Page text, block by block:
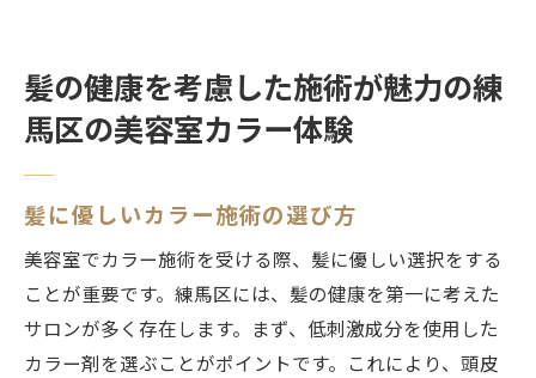
髪の健康を考慮した施術が魅力の練
馬区の美容室カラー体験
髪に優しいカラー施術の選び方
美容室でカラー施術を受ける際、髪に優しい選択をする
ことが重要です。練馬区には、髪の健康を第一に考えた
サロンが多く存在します。まず、低刺激成分を使用した
カラー剤を選ぶことがポイントです。これにより、頭皮